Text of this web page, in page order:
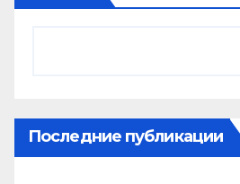
Последние публикации